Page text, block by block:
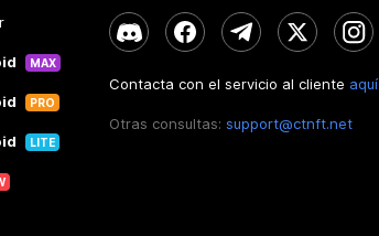
MAX
PRO
LITE
Contacta con el servicio al cliente aquí
Otras consultas: support@ctnft.net